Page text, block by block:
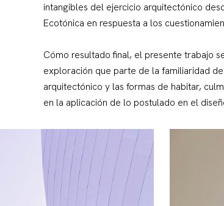
intangibles del ejercicio arquitectónico
Ecotónica en respuesta a los
Cómo resultado final, el presente trabajo
exploración que parte de la familiaridad
arquitectónico y las formas de habitar,
en la aplicación de lo postulado en el